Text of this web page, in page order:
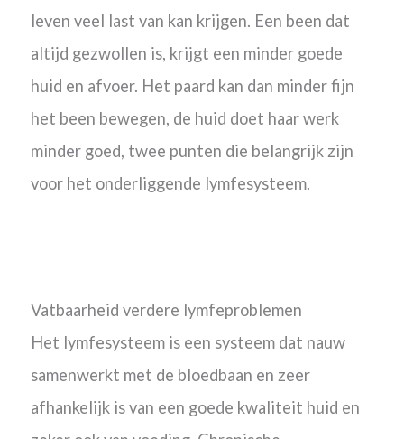
leven veel last van kan krijgen. Een been dat
altijd gezwollen is, krijgt een minder goede
huid en afvoer. Het paard kan dan minder fijn
het been bewegen, de huid doet haar werk
minder goed, twee punten die belangrijk zijn
voor het onderliggende lymfesysteem.
Vatbaarheid verdere lymfeproblemen
Het lymfesysteem is een systeem dat nauw
samenwerkt met de bloedbaan en zeer
afhankelijk is van een goede kwaliteit huid en